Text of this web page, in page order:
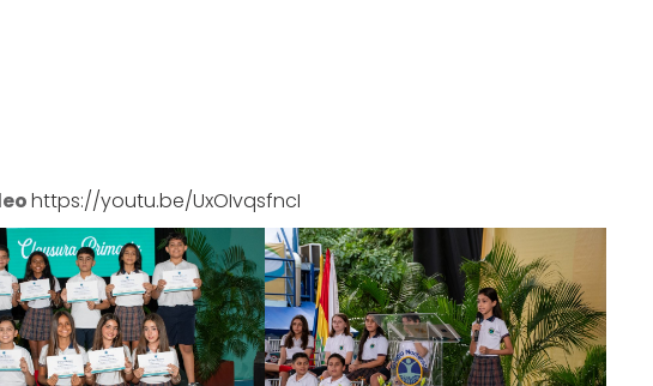
https://youtu.be/UxOIvqsfncI